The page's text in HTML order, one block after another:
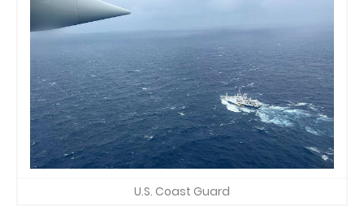
U.S. Coast Guard